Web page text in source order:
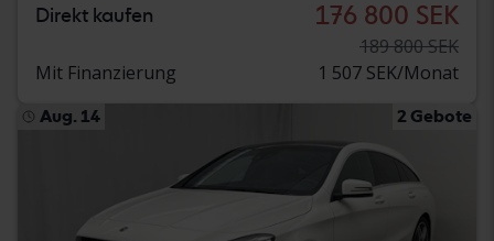
Direkt kaufen 176 800 SEK
189 800 SEK
Mit Finanzierung
1 507 SEK/Monat
Aug. 14 2 Gebote